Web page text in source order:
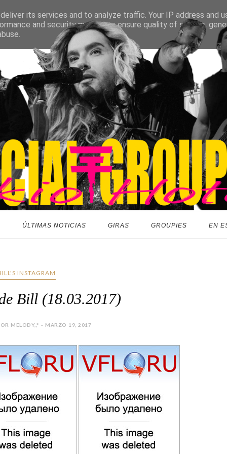
ÚLTIMAS NOTICIAS GIRAS GROUPIES EN
INSTAGRAM
Bill (18.03.2017)
MELODY,,* - MARZO 19, 2017
its services and to analyze traffic. Your IP address and
and security metrics to ensure quality of service,